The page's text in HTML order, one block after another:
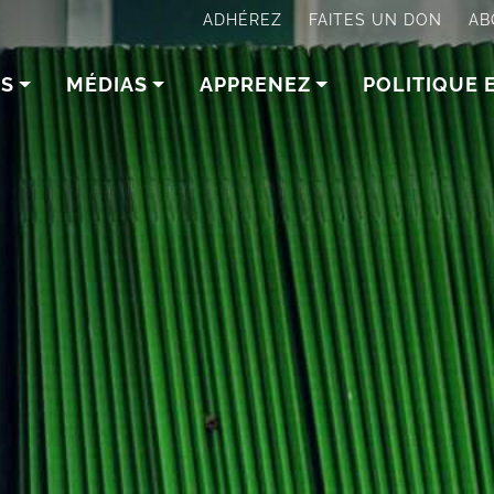
ADHÉREZ FAITES UN DON
MÉDIAS APPRENEZ POLITIQUE